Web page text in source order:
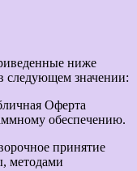
ниже
следующем значении:
Оферта
обеспечению.
принятие
методами